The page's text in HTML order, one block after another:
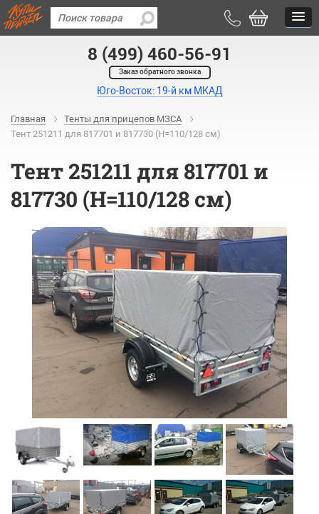
8 (499) 460-56-91
Заказ обратного звонка
Юго-Восток: 19-й км МКАД
Главная
Тенты для прицепов МЗСА
Тент 251211 для 817701 и 817730 (H=110/128 см)
Тент 251211 для 817701 и
817730 (H=110/128 см)